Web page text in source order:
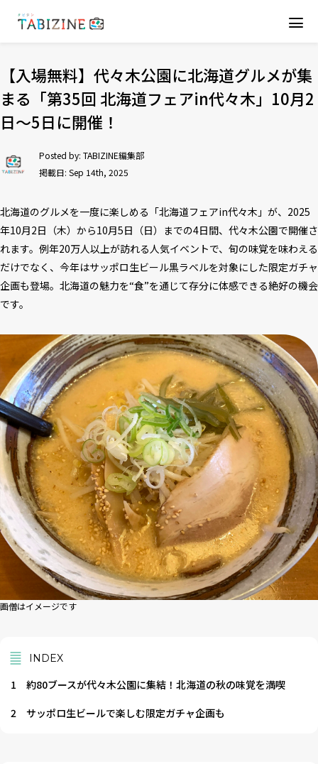
【入場無料】代々木公園に北海道グルメが集
まる「第35回 北海道フェアin代々木」10月2
日～5日に開催！
Posted by: TABIZINE編集部
掲載日: Sep 14th, 2025
北海道のグルメを一度に楽しめる「北海道フェアin代々木」が、2025
年10月2日（木）から10月5日（日）までの4日間、代々木公園で開催さ
れます。例年20万人以上が訪れる人気イベントで、旬の味覚を味わえる
だけでなく、今年はサッポロ生ビール黒ラベルを対象にした限定ガチャ
企画も登場。北海道の魅力を“食”を通じて存分に体感できる絶好の機会
です。
画僧はイメージです
INDEX
1
約80ブースが代々木公園に集結！北海道の秋の味覚を満喫
2
サッポロ生ビールで楽しむ限定ガチャ企画も